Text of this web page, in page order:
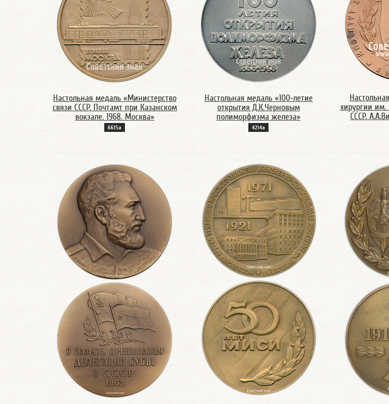
Настольная медаль «Министерство
связи СССР. Почтамт при Казанском
вокзале. 1968. Москва»
6615а
Настольная медаль «100-летие
открытия Д.К.Черновым
полиморфизма железа»
4214а
хирургии
СССР.